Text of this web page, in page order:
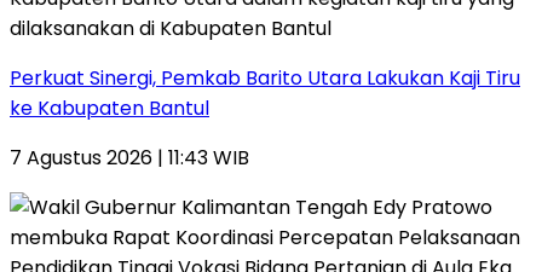
Perkuat Sinergi, Pemkab Barito Utara Lakukan Kaji Tiru
ke Kabupaten Bantul
7 Agustus 2026 | 11:43 WIB